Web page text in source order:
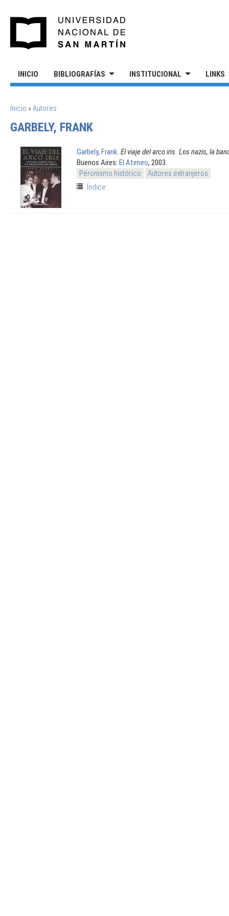
INICIO BIBLIOGRAFÍAS INSTITUCIONAL LINKS
SE ENCUENTRA USTED AQUÍ
Inicio »Autores
GARBELY, FRANK
Garbely, Frank El viaje del arco iris. Los nazis, la
Buenos Aires: El Ateneo, 2003.
Peronismo histórico
Autores extranjeros
Índice